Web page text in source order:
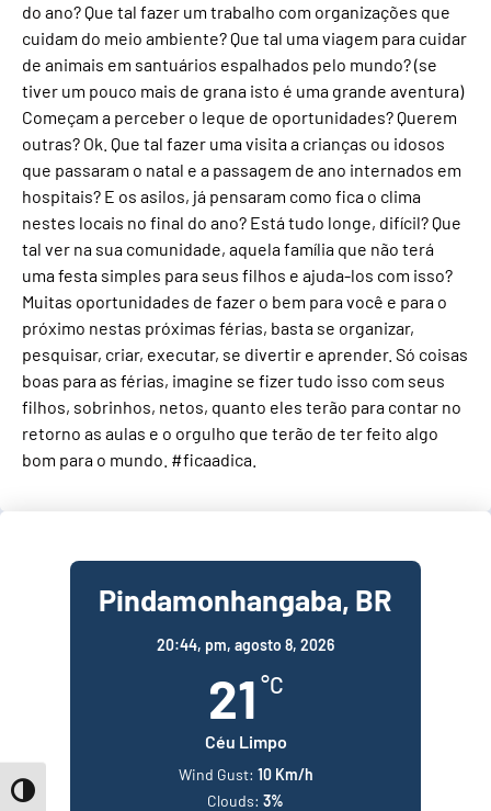
Toggle High Contrast
do ano? Que tal fazer um trabalho com organizações que
cuidam do meio ambiente? Que tal uma viagem para cuidar
de animais em santuários espalhados pelo mundo? (se
tiver um pouco mais de grana isto é uma grande aventura)
Começam a perceber o leque de oportunidades? Querem
outras? Ok. Que tal fazer uma visita a crianças ou idosos
que passaram o natal e a passagem de ano internados em
hospitais? E os asilos, já pensaram como fica o clima
nestes locais no final do ano? Está tudo longe, difícil? Que
tal ver na sua comunidade, aquela família que não terá
uma festa simples para seus filhos e ajuda-los com isso?
Muitas oportunidades de fazer o bem para você e para o
próximo nestas próximas férias, basta se organizar,
pesquisar, criar, executar, se divertir e aprender. Só coisas
boas para as férias, imagine se fizer tudo isso com seus
filhos, sobrinhos, netos, quanto eles terão para contar no
retorno as aulas e o orgulho que terão de ter feito algo
bom para o mundo. #ficaadica.
Pindamonhangaba, BR
20:44, pm, agosto 8, 2026
21 °C
Céu Limpo
Wind Gust: 10 Km/h
Clouds: 3%